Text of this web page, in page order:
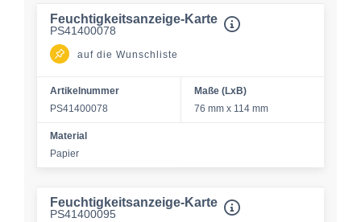
Feuchtigkeitsanzeige-Karte
PS41400078
auf die Wunschliste
Artikelnummer
PS41400078
Maße (LxB)
76 mm x 114 mm
Material
Papier
Feuchtigkeitsanzeige-Karte
PS41400095